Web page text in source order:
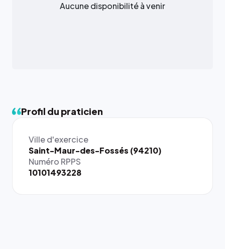
Aucune disponibilité à venir
Profil du praticien
Ville d'exercice
Saint-Maur-des-Fossés (94210)
Numéro RPPS
10101493228
{# 40×40
: la taille
rendue par
`.profile-